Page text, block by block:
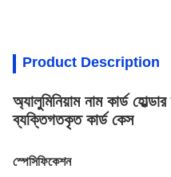
Product Description
অ্যালুমিনিয়াম নাম কার্ড
ব্যক্তিগতকৃত কার্ড কেস
স্পেসিফিকেশন